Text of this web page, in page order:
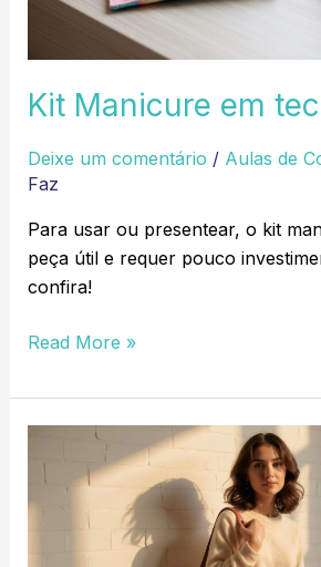
Kit Manicure em
Deixe um comentário / Aulas de
Faz
Para usar ou presentear, o kit
peça útil e requer pouco
confira!
Read More »
mochila
Puffer